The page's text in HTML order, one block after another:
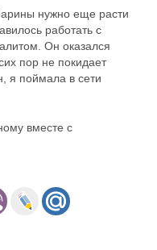
нужно еще расти
работать с
Он оказался
пор не покидает
я поймала в сети
вместе с